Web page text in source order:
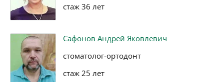
стаж 36 лет
Сафонов Андрей Яковлевич
стоматолог-ортодонт
стаж 25 лет